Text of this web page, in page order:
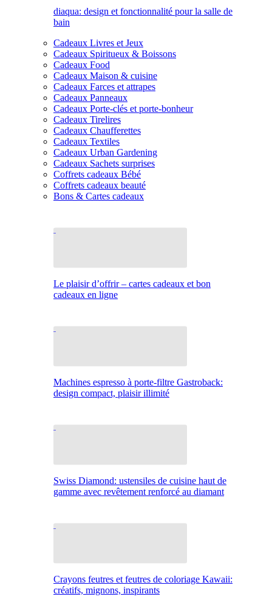
diaqua: design et fonctionnalité pour la salle de
bain
Cadeaux Livres et Jeux
Cadeaux Spiritueux & Boissons
Cadeaux Food
Cadeaux Maison & cuisine
Cadeaux Farces et attrapes
Cadeaux Panneaux
Cadeaux Porte-clés et porte-bonheur
Cadeaux Tirelires
Cadeaux Chaufferettes
Cadeaux Textiles
Cadeaux Urban Gardening
Cadeaux Sachets surprises
Coffrets cadeaux Bébé
Coffrets cadeaux beauté
Bons & Cartes cadeaux
Le plaisir d’offrir – cartes cadeaux et bon
cadeaux en ligne
Machines espresso à porte-filtre Gastroback:
design compact, plaisir illimité
Swiss Diamond: ustensiles de cuisine haut de
gamme avec revêtement renforcé au diamant
Crayons feutres et feutres de coloriage Kawaii:
créatifs, mignons, inspirants